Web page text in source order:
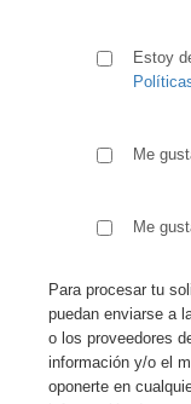
Estoy
Me
Me
Para procesar tu
puedan enviarse a
o los proveedores
información y/o el
oponerte en